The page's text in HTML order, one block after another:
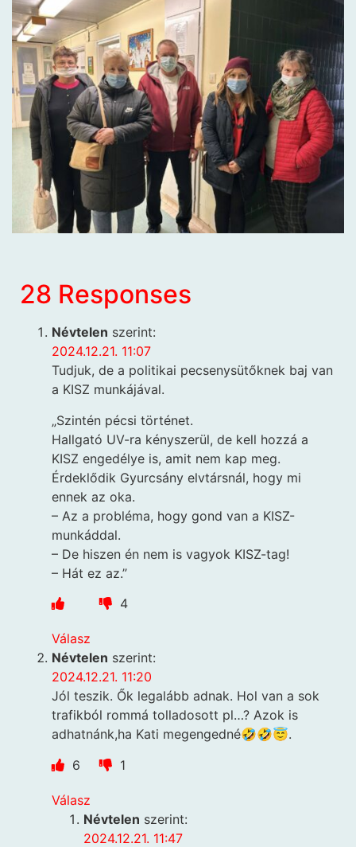
28 Responses
Névtelen szerint:
2024.12.21. 11:07
Tudjuk, de a politikai pecsenysütőknek baj van
a KISZ munkájával.
„Szintén pécsi történet.
Hallgató UV-ra kényszerül, de kell hozzá a
KISZ engedélye is, amit nem kap meg.
Érdeklődik Gyurcsány elvtársnál, hogy mi
ennek az oka.
– Az a probléma, hogy gond van a KISZ-
munkáddal.
– De hiszen én nem is vagyok KISZ-tag!
– Hát ez az.”
4
Válasz
Névtelen szerint:
2024.12.21. 11:20
Jól teszik. Ők legalább adnak. Hol van a sok
trafikból rommá tolladosott pl…? Azok is
adhatnánk,ha Kati megengedné🤣🤣😇.
6
1
Válasz
Névtelen szerint:
2024.12.21. 11:47